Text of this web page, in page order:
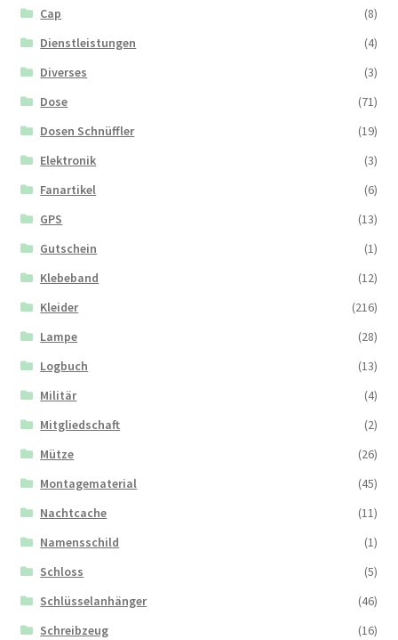
Cap
(8)
Dienstleistungen
(4)
Diverses
(3)
Dose
(71)
Dosen Schnüffler
(19)
Elektronik
(3)
Fanartikel
(6)
GPS
(13)
Gutschein
(1)
Klebeband
(12)
Kleider
(216)
Lampe
(28)
Logbuch
(13)
Militär
(4)
Mitgliedschaft
(2)
Mütze
(26)
Montagematerial
(45)
Nachtcache
(11)
Namensschild
(1)
Schloss
(5)
Schlüsselanhänger
(46)
Schreibzeug
(16)